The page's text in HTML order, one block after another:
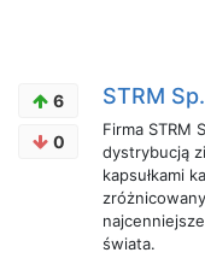
6
0
STRM
Firma STRM
dystrybucją
kapsułkami
świata.